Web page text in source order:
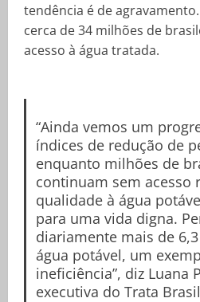
tendência é de
cerca de 34 milhões de
acesso à água tratada.
“Ainda vemos um
índices de redução de
enquanto milhões de
continuam sem acesso
qualidade à água
para uma vida digna.
diariamente mais de
água potável, um
ineficiência”, diz Luana
executiva do Trata